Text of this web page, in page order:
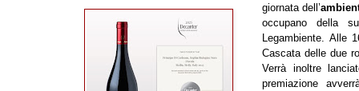
giornata dell’
occupano della
Legambiente. Alle
Cascata delle due
Verrà inoltre
premiazione